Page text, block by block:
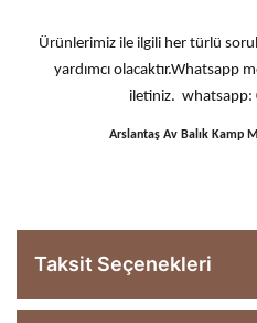
Ürünlerimiz ile ilgili her türlü
yardımcı olacaktır.Whatsapp
iletiniz. whatsapp:
Arslantaş Av Balık Kamp
Taksit Seçenekleri